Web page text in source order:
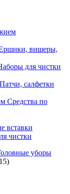
вишеры,
для чистки
Патчи, салфетки
Средства по
вставки
чистки
уборы